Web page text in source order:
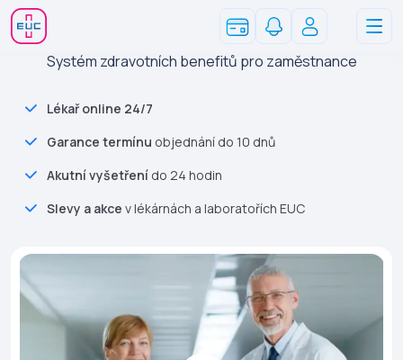
Systém zdravotních benefitů pro zaměstnance
Lékař online 24/7
Garance termínu objednání do 10 dnů
Akutní vyšetření do 24 hodin
Slevy a akce v lékárnách a laboratořích EUC